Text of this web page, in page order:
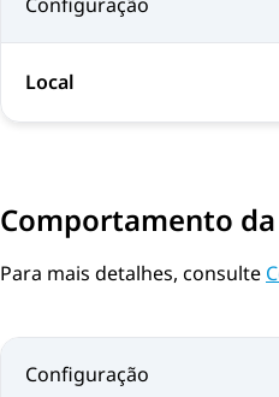
Local
Comportamento
Para mais detalhes, consulte
Configuração